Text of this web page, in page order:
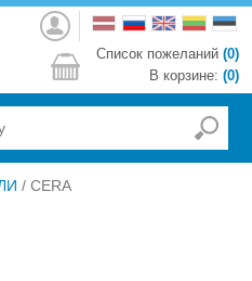
Войти
Список пожеланий (0)
В корзине: (0)
/ CERA